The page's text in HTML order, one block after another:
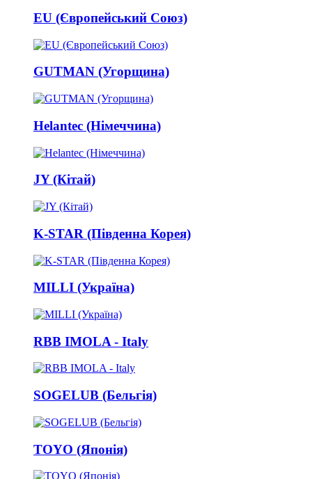
EU (Європейський Союз)
GUTMAN (Угорщина)
Helantec (Німеччина)
JY (Кітай)
K-STAR (Південна Корея)
MILLI (Україна)
RBB IMOLA - Italy
SOGELUB (Бельгія)
TOYO (Японія)